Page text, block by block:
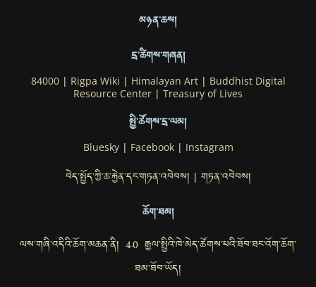
མཉན་ཆས།
དྲ་ཚིགས་གཞན།
84000| Rigpa Wiki Himalayan Art| Buddhist Digital
Resource Center
Treasury of Lives
སྤྱི་ཚོགས་དྲ་ལམ།
Bluesky| Facebook| Instagram
བེད་སྤྱོད་ཀྱི་ཆ་རྐྱེན་དང་གཏན་འབེབས། གཏན་འབེབས།
ཆོག་ཐམ།
ལས་གཞི་འདིའི་ཆོག་མཆན་ནི། 4.0 རྒྱལ་སྤྱིའི་ཁེ་མེད་ཚོགས་པའི་ཐོབ་ཐང་འོག་ཆོག་
ཐམ་ཐོབ་ཡོད།